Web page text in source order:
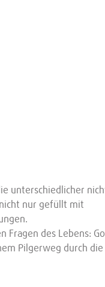
unterschiedlicher
nur gefüllt mit
des Lebens:
Pilgerweg durch